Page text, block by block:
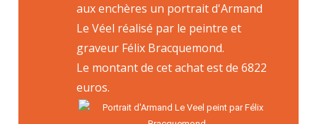
aux enchères un portrait d'Armand
Le Véel réalisé par le peintre et
graveur Félix Bracquemond.
Le montant de cet achat est de 6822
euros.